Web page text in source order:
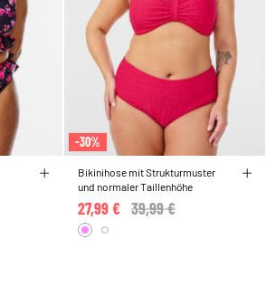
from
-30%
Bikinihose mit Strukturmuster
und normaler Taillenhöhe
Price reduced from
39,99 €
27,99 €